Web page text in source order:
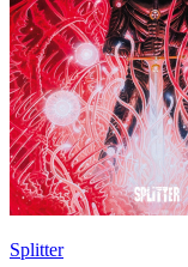
Splitter